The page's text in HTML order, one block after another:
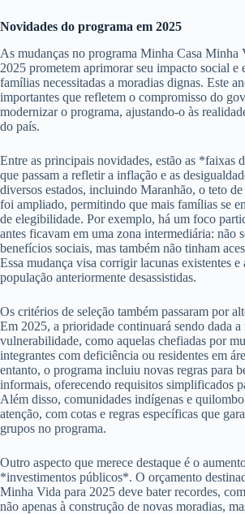
Novidades do programa em 2025
As mudanças no programa Minha Casa Minha
2025 prometem aprimorar seu impacto social e
famílias necessitadas a moradias dignas. Este
importantes que refletem o compromisso do
modernizar o programa, ajustando-o às
do país.
Entre as principais novidades, estão as *faixas
que passam a refletir a inflação e as
diversos estados, incluindo Maranhão, o teto
foi ampliado, permitindo que mais famílias se
de elegibilidade. Por exemplo, há um foco
antes ficavam em uma zona intermediária: não
benefícios sociais, mas também não tinham
Essa mudança visa corrigir lacunas existentes e
população anteriormente desassistidas.
Os critérios de seleção também passaram por
Em 2025, a prioridade continuará sendo dada
vulnerabilidade, como aquelas chefiadas por
integrantes com deficiência ou residentes em
entanto, o programa incluiu novas regras para
informais, oferecendo requisitos simplificados
Além disso, comunidades indígenas e
atenção, com cotas e regras específicas que
grupos no programa.
Outro aspecto que merece destaque é o
*investimentos públicos*. O orçamento
Minha Vida para 2025 deve bater recordes,
não apenas à construção de novas moradias,